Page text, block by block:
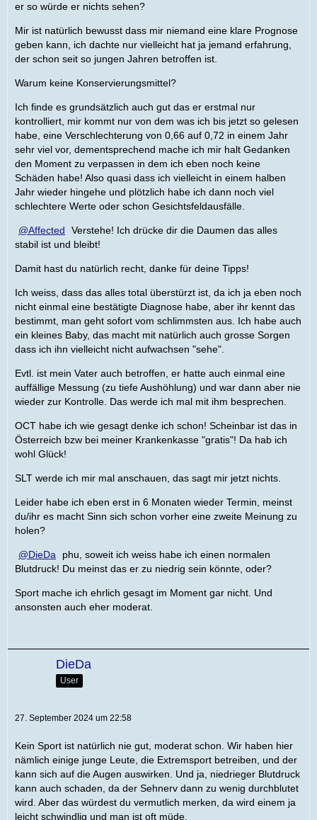
er so würde er nichts sehen?
Mir ist natürlich bewusst dass mir niemand eine klare Prognose
geben kann, ich dachte nur vielleicht hat ja jemand erfahrung,
der schon seit so jungen Jahren betroffen ist.
Warum keine Konservierungsmittel?
Ich finde es grundsätzlich auch gut das er erstmal nur
kontrolliert, mir kommt nur von dem was ich bis jetzt so gelesen
habe, eine Verschlechterung von 0,66 auf 0,72 in einem Jahr
sehr viel vor, dementsprechend mache ich mir halt Gedanken
den Moment zu verpassen in dem ich eben noch keine
Schäden habe! Also quasi dass ich vielleicht in einem halben
Jahr wieder hingehe und plötzlich habe ich dann noch viel
schlechtere Werte oder schon Gesichtsfeldausfälle.
Affected
Verstehe! Ich drücke dir die Daumen das alles
stabil ist und bleibt!
Damit hast du natürlich recht, danke für deine Tipps!
Ich weiss, dass das alles total überstürzt ist, da ich ja eben noch
nicht einmal eine bestätigte Diagnose habe, aber ihr kennt das
bestimmt, man geht sofort vom schlimmsten aus. Ich habe auch
ein kleines Baby, das macht mit natürlich auch grosse Sorgen
dass ich ihn vielleicht nicht aufwachsen "sehe".
Evtl. ist mein Vater auch betroffen, er hatte auch einmal eine
auffällige Messung (zu tiefe Aushöhlung) und war dann aber nie
wieder zur Kontrolle. Das werde ich mal mit ihm besprechen.
OCT habe ich wie gesagt denke ich schon! Scheinbar ist das in
Österreich bzw bei meiner Krankenkasse "gratis"! Da hab ich
wohl Glück!
SLT werde ich mir mal anschauen, das sagt mir jetzt nichts.
Leider habe ich eben erst in 6 Monaten wieder Termin, meinst
du/ihr es macht Sinn sich schon vorher eine zweite Meinung zu
holen?
DieDa
phu, soweit ich weiss habe ich einen normalen
Blutdruck! Du meinst das er zu niedrig sein könnte, oder?
Sport mache ich ehrlich gesagt im Moment gar nicht. Und
ansonsten auch eher moderat.
DieDa
User
27. September 2024 um 22:58
Kein Sport ist natürlich nie gut, moderat schon. Wir haben hier
nämlich einige junge Leute, die Extremsport betreiben, und der
kann sich auf die Augen auswirken. Und ja, niedrieger Blutdruck
kann auch schaden, da der Sehnerv dann zu wenig durchblutet
wird. Aber das würdest du vermutlich merken, da wird einem ja
leicht schwindlig und man ist oft müde.